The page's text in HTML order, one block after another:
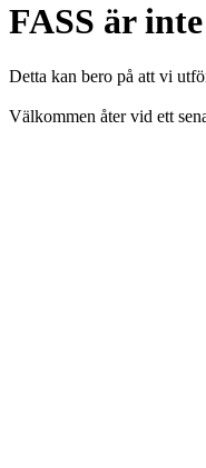
FASS är
Detta kan bero på att vi
Välkommen åter vid ett